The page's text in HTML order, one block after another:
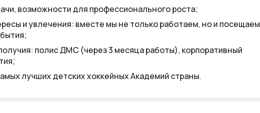
возможности для профессионального роста;
и увлечения: вместе мы не только работаем, но и посещаем
полис ДМС (через 3 месяца работы), корпоративный
лучших детских хоккейных Академий страны.